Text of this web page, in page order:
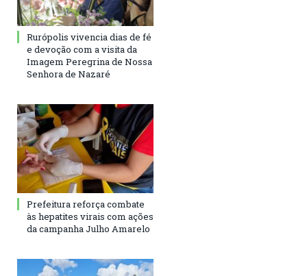
Rurópolis vivencia dias de fé
e devoção com a visita da
Imagem Peregrina de Nossa
Senhora de Nazaré
Prefeitura reforça combate
às hepatites virais com ações
da campanha Julho Amarelo